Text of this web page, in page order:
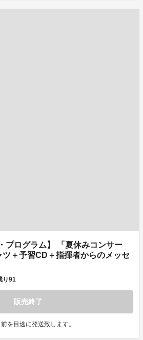
プログラム】 「夏休みコンサー
ツ＋予習CD＋指揮者からのメッセ
り91
販売終了
を目途に発送致します。